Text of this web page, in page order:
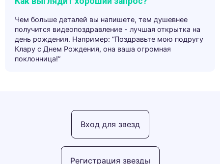
Чем больше деталей вы напишете, тем душевнее
получится видеопоздравление - лучшая открытка на
день рождения. Например: “Поздравьте мою подругу
Клару с Днем Рождения, она ваша огромная
поклонница!”
Регистрация звезды
Вход для звезд